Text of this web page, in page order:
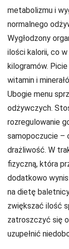
metabolizmu i
normalnego
Wygłodzony
ilości kalorii, co
kilogramów.
witamin i
Ubogie menu
odżywczych.
rozregulowanie
samopoczucie –
drażliwość. W
fizyczną, która
dodatkowo
na dietę
zwiększać ilość
zatroszczyć się
uzupełnić